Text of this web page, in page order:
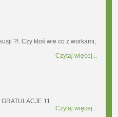
?!. Czy ktoś wie co z workami,
Czytaj więcej...
11
Czytaj więcej...